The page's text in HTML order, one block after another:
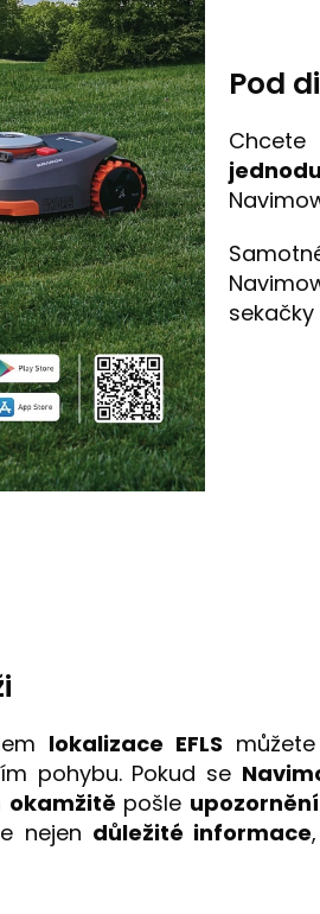
Pod
sekačky
lokalizace EFLS
pohybu. Pokud se
okamžitě pošle upozornění
nejen důležité informace